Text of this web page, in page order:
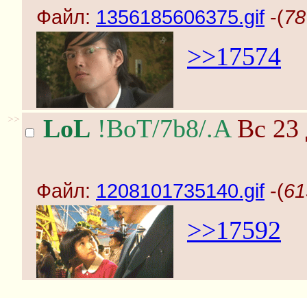
Файл: 1356185606375.gif -(
>>17574
>> LoL !BoT/7b8/.AВс 23
Файл: 1208101735140.gif -(
>>17592